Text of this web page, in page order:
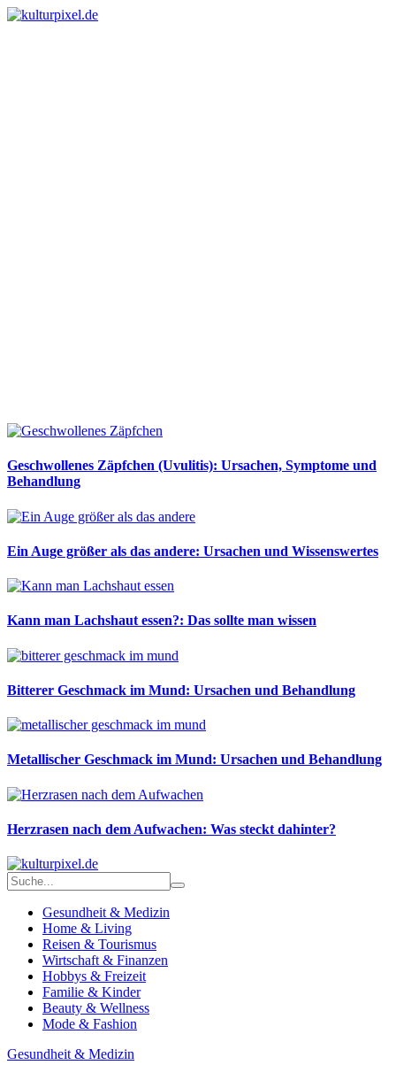
Geschwollenes Zäpfchen (Uvulitis): Ursachen, Symptome und
Behandlung
Ein Auge größer als das andere: Ursachen und Wissenswertes
Kann man Lachshaut essen?: Das sollte man wissen
Bitterer Geschmack im Mund: Ursachen und Behandlung
Metallischer Geschmack im Mund: Ursachen und Behandlung
Herzrasen nach dem Aufwachen: Was steckt dahinter?
Gesundheit & Medizin
Home & Living
Reisen & Tourismus
Wirtschaft & Finanzen
Hobbys & Freizeit
Familie & Kinder
Beauty & Wellness
Mode & Fashion
Gesundheit & Medizin